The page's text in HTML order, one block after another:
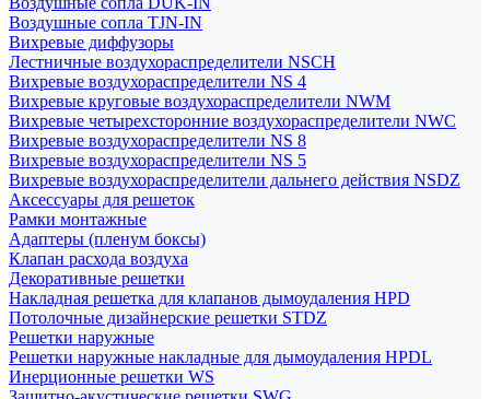
Воздушные сопла TJN-IN
Вихревые диффузоры
Лестничные воздухораспределители NSCH
Вихревые воздухораспределители NS 4
Вихревые круговые воздухораспределители NWM
Вихревые четырехсторонние воздухораспределители NWC
Вихревые воздухораспределители NS 8
Вихревые воздухораспределители NS 5
Вихревые воздухораспределители дальнего действия NSDZ
Аксессуары для решеток
Рамки монтажные
Адаптеры (пленум боксы)
Клапан расхода воздуха
Декоративные решетки
Накладная решетка для клапанов дымоудаления HPD
Потолочные дизайнерские решетки STDZ
Решетки наружные
Решетки наружные накладные для дымоудаления HPDL
Инерционные решетки WS